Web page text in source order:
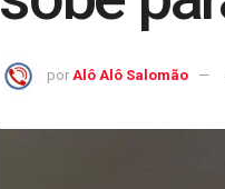
por Alô Alô Salomão